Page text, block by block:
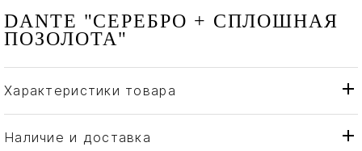
DANTE "СЕРЕБРО + СПЛОШНАЯ
ПОЗОЛОТА"
Характеристики товара
Бренд
Robbe & Berking
Страна производителя
Наличие и доставка